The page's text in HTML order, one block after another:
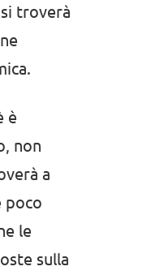
troverà
è
non
a
poco
le
sulla